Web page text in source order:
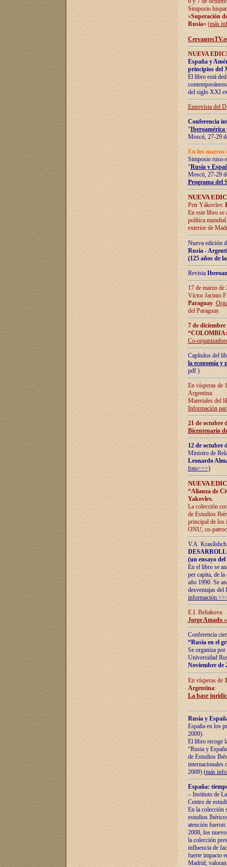
Simposio
«Superación
Rusia» (más
NUEVA
España y
principios del
El libro está
del siglo XXI
Entrevista del
Conferencia
“Iberoamérica
Moscú, 27-29
En los marcos
Simposio ruso-
"Rusia y
Moscú, 27-29
Programa del
NUEVA
Petr Yákovlev.
En este libro se
política mundial
exterior de
Nueva edición
Rusia -
(125 años de
Revista
17 de marzo
Víctor Jacinto
Paraguay.
del Paraguay.
7 de
Co-
Capítulos del
la economía y
pdf )
En vísperas de
Argentina:
Materiales del
Información
21 de octubre
Bicentenario
12 de octubre
Ministro de
Leonardo
foto>>>)
NUEVA
“Alianza de
Yakovlev.
La colección
de Estudios
principal de los
ONU, co-
V.A.
(un ensayo
En el libro se
per capita, de
año 1990. Se
desventajas
información
E.I. Beliakova
Jorge Amado
Conferencia
“Rusia en el
Se organiza
Universidad
Noviembre de
En vísperas de
Argentina:
La base
Rusia y
España en los
2009).
El libro recoge
“Rusia y
de Estudios
internacionales
2009) (más
España:
– Instituto de
Centro de
En la colección
estudios
atención
2008, los
la colección
influencia de
fuerte impacto
Madrid,